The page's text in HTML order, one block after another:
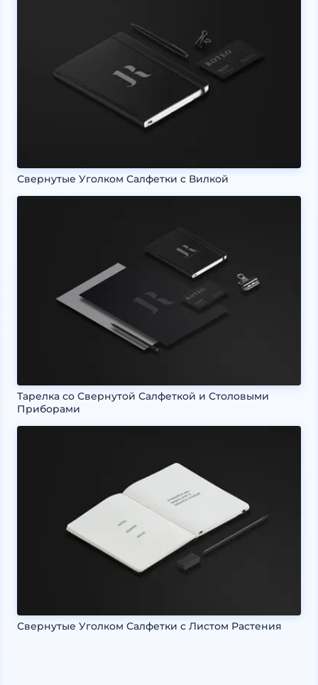
Свернутые Уголком Салфетки с Вилкой
Тарелка со Свернутой Салфеткой и Столовыми
Приборами
Свернутые Уголком Салфетки с Листом Растения